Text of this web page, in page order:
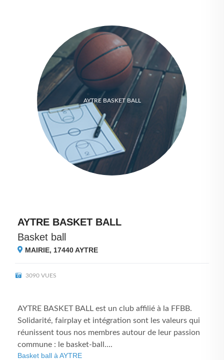
AYTRE BASKET BALL
AYTRE BASKET BALL
Basket ball
MAIRIE, 17440AYTRE
3090 VUES
AYTRE BASKET BALL est un club affilié à la FFBB.
Solidarité, fairplay et intégration sont les valeurs qui
réunissent tous nos membres autour de leur passion
commune : le basket-ball....
Basket ball à AYTRE